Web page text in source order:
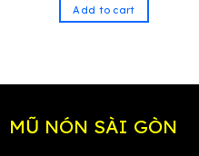
Add to cart
MŨ NÓN SÀI GÒN